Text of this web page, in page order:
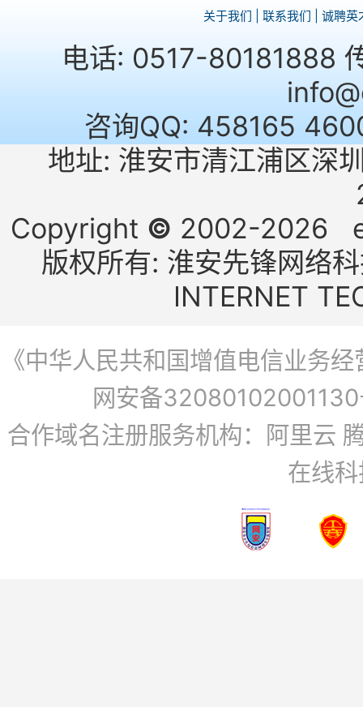
关于我们 联系我们 诚聘英
电话: 0517-80181888
咨询QQ: 458165
地址: 淮安市清江浦区深
Copyright © 2002-2026
版权所有: 淮安先锋网络
INTERNET
《中华人民共和国增值电信业务
网安备
合作域名注册服务机构：阿里云
在线